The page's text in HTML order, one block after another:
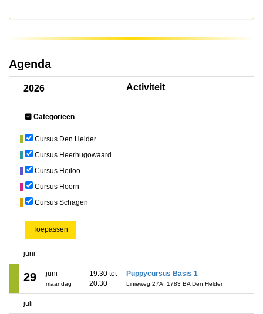
Agenda
2026 Activiteit
Categorieën
Cursus Den Helder
Cursus Heerhugowaard
Cursus Heiloo
Cursus Hoorn
Cursus Schagen
Toepassen
juni
29 juni
maandag
19:30 tot
20:30
Puppycursus Basis 1
Linieweg 27A, 1783 BA Den Helder
juli